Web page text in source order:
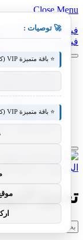
Close Menu
فيسبوك X (Twitter)
فيسبوك X (Twitter)
معدات
سيارات
مختبر معرفة
عالم
آفاق الطيران
الرئيسية تجمع
تجمع
البحث
🚀 توصيات :
⭐ باقة متميزة VIP (كود: AA86842):
⭐ باقة متميزة VIP (كود: AA35872):